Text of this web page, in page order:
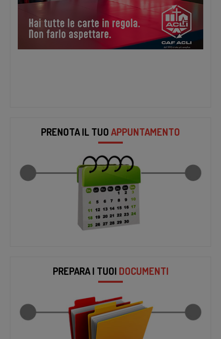
PRENOTA IL TUOAPPUNTAMENTO
PREPARA I TUOI DOCUMENTI